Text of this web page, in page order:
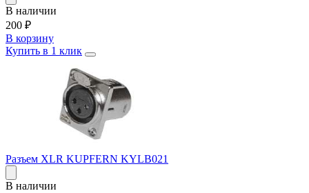
В наличии
200 ₽
В корзину
Купить в 1 клик
Разъем XLR KUPFERN KYLB021
В наличии